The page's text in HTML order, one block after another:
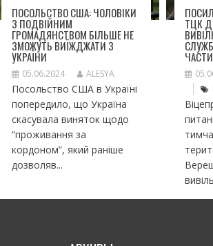
ПОСОЛЬСТВО США: ЧОЛОВІКИ
З ПОДВІЙНИМ
ГРОМАДЯНСТВОМ БІЛЬШЕ НЕ
ЗМОЖУТЬ ВИЇЖДЖАТИ З
УКРАЇНИ
05.06.2024 ALESYA
Посольство США в Україні
попередило, що Україна
скасувала виняток щодо
“проживання за
кордоном”, який раніше
дозволяв...
ТЦК